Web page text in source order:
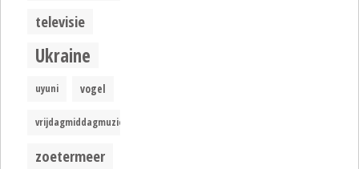
televisie
Ukraine
uyuni vogel
vrijdagmiddagmuziek
zoetermeer